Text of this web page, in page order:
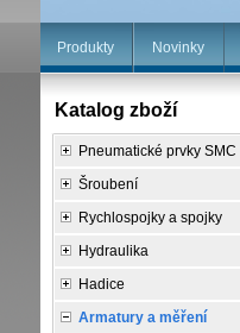
Produkty Novinky
Katalog zboží
Pneumatické prvky SMC
Šroubení
Rychlospojky a spojky
Hydraulika
Hadice
Armatury a měření